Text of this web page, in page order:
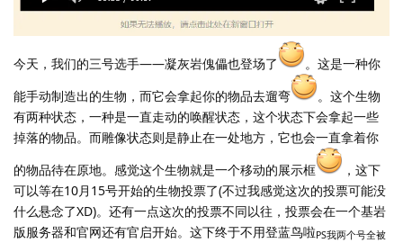
今天，我们的三号选手——凝灰岩傀儡也登场了
。这是一种你
能手动制造出的生物，而它会拿起你的物品去遛弯
。这个生物
有两种状态，一种是一直走动的唤醒状态，这个状态下会拿起一些
掉落的物品。而雕像状态则是静止在一处地方，它也会一直拿着你
的物品待在原地。感觉这个生物就是一个移动的展示框
，这下
可以等在10月15号开始的生物投票了(不过我感觉这次的投票可能没
什么悬念了XD)。还有一点这次的投票不同以往，投票会在一个基岩
版服务器和官网还有官启开始。这下终于不用登蓝鸟啦PS我两个号全被